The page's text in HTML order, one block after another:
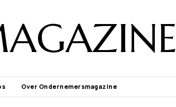
Over Ondernemersmagazine